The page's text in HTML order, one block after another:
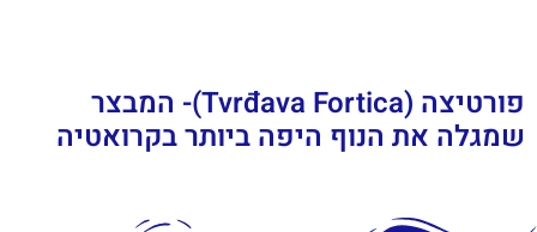
פורטיצה (Tvrđava Fortica)- המבצר
שמגלה את הנוף היפה ביותר בקרואטיה